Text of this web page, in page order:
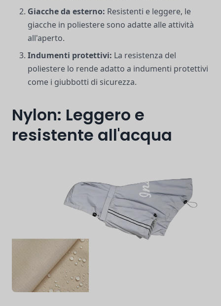
Giacche da esterno: Resistenti e leggere, le
giacche in poliestere sono adatte alle attività
all'aperto.
Indumenti protettivi: La resistenza del
poliestere lo rende adatto a indumenti protettivi
come i giubbotti di sicurezza.
Nylon: Leggero e
resistente all'acqua